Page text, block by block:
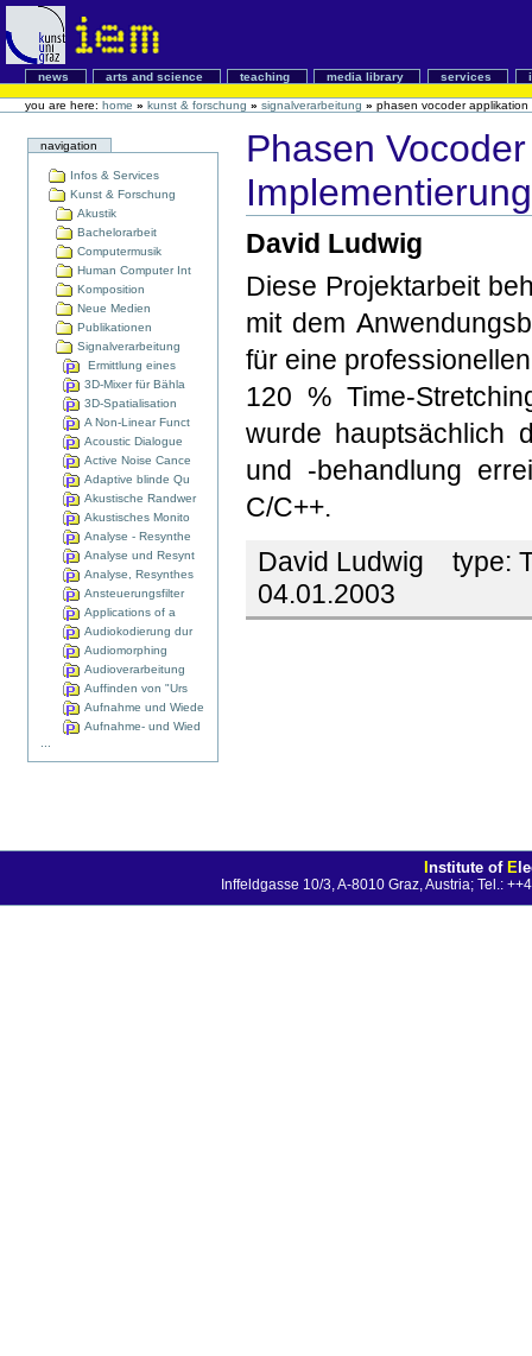
news arts and science teaching media library services
you are here: home » kunst & forschung » signalverarbeitung » phasen vocoder
navigation
Infos & Services
Kunst & Forschung
Akustik
Bachelorarbeit
Computermusik
Human Computer Int
Komposition
Neue Medien
Publikationen
Signalverarbeitung
Ermittlung eines
3D-Mixer für Bähla
3D-Spatialisation
A Non-Linear Funct
Acoustic Dialogue
Active Noise Cance
Adaptive blinde Qu
Akustische Randwer
Akustisches Monito
Analyse - Resynthe
Analyse und Resynt
Analyse, Resynthes
Ansteuerungsfilter
Applications of a
Audiokodierung dur
Audiomorphing
Audioverarbeitung
Auffinden von "Urs
Aufnahme und Wiede
Aufnahme- und Wied
Phasen
Implementierung
David Ludwig
Diese Projektarbeit
mit dem
für eine
120 % Time-
wurde hauptsächlich
und -behandlung
C/C++.
David Ludwig type:
04.01.2003
Institute of E
Inffeldgasse 10/3, A-8010 Graz, Austria; Tel.: